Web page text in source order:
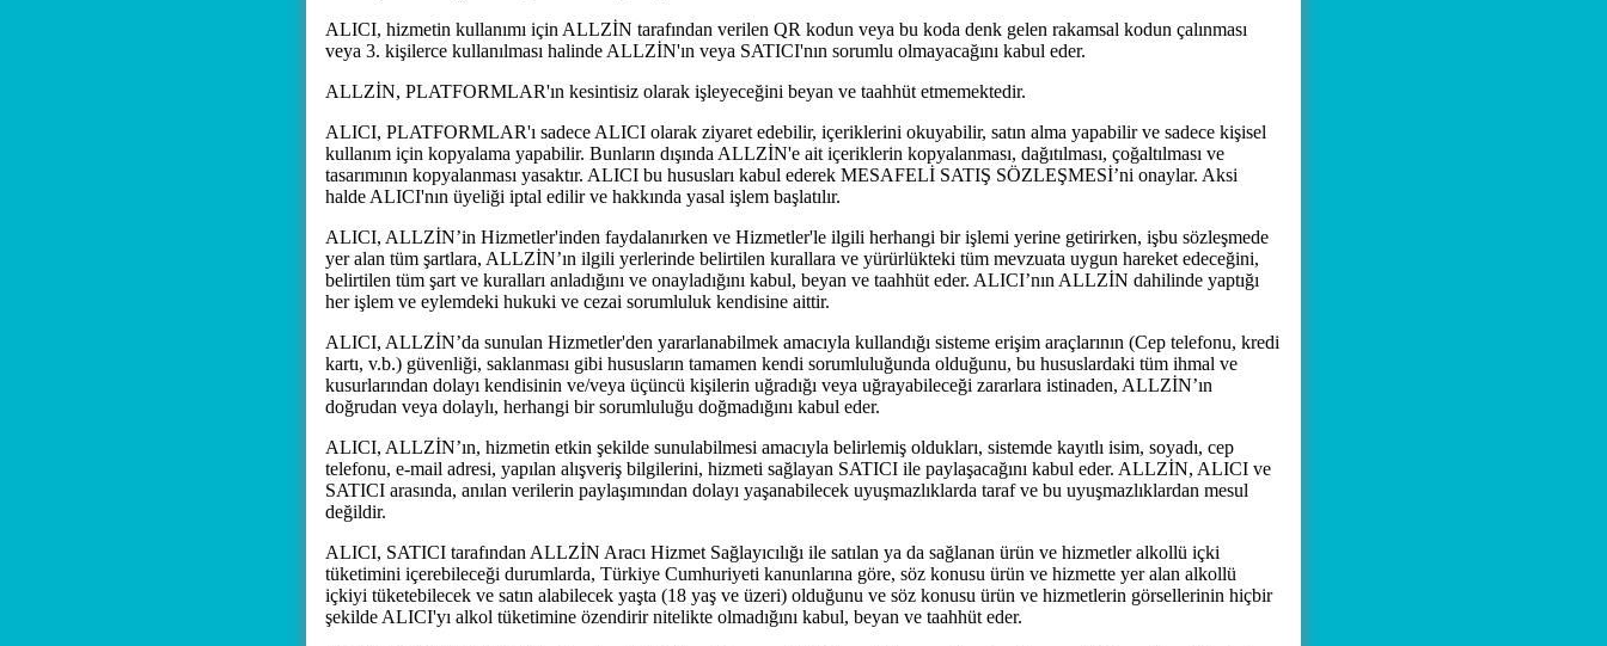
ALICI, hizmetin kullanımı için ALLZİN tarafından verilen QR kodun veya bu koda denk gelen rakamsal kodun çalınması
veya 3. kişilerce kullanılması halinde ALLZİN'ın veya SATICI'nın sorumlu olmayacağını kabul eder.
ALLZİN, PLATFORMLAR'ın kesintisiz olarak işleyeceğini beyan ve taahhüt etmemektedir.
ALICI, PLATFORMLAR'ı sadece ALICI olarak ziyaret edebilir, içeriklerini okuyabilir, satın alma yapabilir ve sadece kişisel
kullanım için kopyalama yapabilir. Bunların dışında ALLZİN'e ait içeriklerin kopyalanması, dağıtılması, çoğaltılması ve
tasarımının kopyalanması yasaktır. ALICI bu hususları kabul ederek MESAFELİ SATIŞ SÖZLEŞMESİ’ni onaylar. Aksi
halde ALICI'nın üyeliği iptal edilir ve hakkında yasal işlem başlatılır.
ALICI, ALLZİN’in Hizmetler'inden faydalanırken ve Hizmetler'le ilgili herhangi bir işlemi yerine getirirken, işbu sözleşmede
yer alan tüm şartlara, ALLZİN’ın ilgili yerlerinde belirtilen kurallara ve yürürlükteki tüm mevzuata uygun hareket edeceğini,
belirtilen tüm şart ve kuralları anladığını ve onayladığını kabul, beyan ve taahhüt eder. ALICI’nın ALLZİN dahilinde yaptığı
her işlem ve eylemdeki hukuki ve cezai sorumluluk kendisine aittir.
ALICI, ALLZİN’da sunulan Hizmetler'den yararlanabilmek amacıyla kullandığı sisteme erişim araçlarının (Cep telefonu, kredi
kartı, v.b.) güvenliği, saklanması gibi hususların tamamen kendi sorumluluğunda olduğunu, bu hususlardaki tüm ihmal ve
kusurlarından dolayı kendisinin ve/veya üçüncü kişilerin uğradığı veya uğrayabileceği zararlara istinaden, ALLZİN’ın
doğrudan veya dolaylı, herhangi bir sorumluluğu doğmadığını kabul eder.
ALICI, ALLZİN’ın, hizmetin etkin şekilde sunulabilmesi amacıyla belirlemiş oldukları, sistemde kayıtlı isim, soyadı, cep
telefonu, e-mail adresi, yapılan alışveriş bilgilerini, hizmeti sağlayan SATICI ile paylaşacağını kabul eder. ALLZİN, ALICI ve
SATICI arasında, anılan verilerin paylaşımından dolayı yaşanabilecek uyuşmazlıklarda taraf ve bu uyuşmazlıklardan mesul
değildir.
ALICI, SATICI tarafından ALLZİN Aracı Hizmet Sağlayıcılığı ile satılan ya da sağlanan ürün ve hizmetler alkollü içki
tüketimini içerebileceği durumlarda, Türkiye Cumhuriyeti kanunlarına göre, söz konusu ürün ve hizmette yer alan alkollü
içkiyi tüketebilecek ve satın alabilecek yaşta (18 yaş ve üzeri) olduğunu ve söz konusu ürün ve hizmetlerin görsellerinin hiçbir
şekilde ALICI'yı alkol tüketimine özendirir nitelikte olmadığını kabul, beyan ve taahhüt eder.